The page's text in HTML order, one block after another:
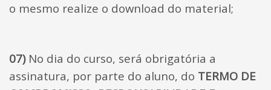
o mesmo realize o download do material;
07)No dia do curso, será obrigatória a
assinatura, por parte do aluno, do TERMO DE